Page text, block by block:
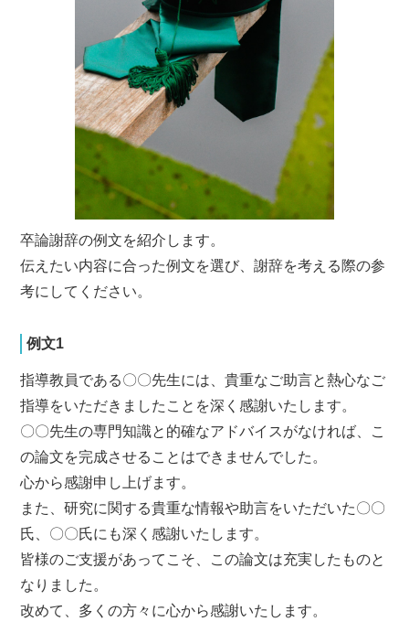
卒論謝辞の例文を紹介します。
伝えたい内容に合った例文を選び、謝辞を考える際の参
考にしてください。
例文1
指導教員である〇〇先生には、貴重なご助言と熱心なご
指導をいただきましたことを深く感謝いたします。
〇〇先生の専門知識と的確なアドバイスがなければ、こ
の論文を完成させることはできませんでした。
心から感謝申し上げます。
また、研究に関する貴重な情報や助言をいただいた〇〇
氏、〇〇氏にも深く感謝いたします。
皆様のご支援があってこそ、この論文は充実したものと
なりました。
改めて、多くの方々に心から感謝いたします。